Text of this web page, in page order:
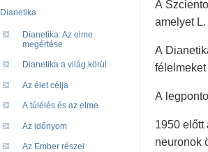
A
amelyet
A
A
1950 előtt
neuronok
Dianetika
Dianetika: Az elme
megértése
Dianetika a világ körül
Az élet célja
A túlélés és az elme
Az időnyom
Az Ember részei